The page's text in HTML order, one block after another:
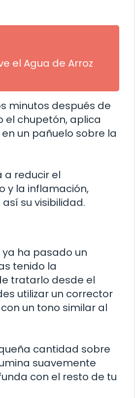
el Agua de Arroz
minutos después de
el chupetón, aplica
un pañuelo sobre la
a reducir el
y la inflamación,
su visibilidad.
ya ha pasado un
tenido la
tratarlo desde el
utilizar un corrector
un tono similar al
cantidad sobre
suavemente
con el resto de tu